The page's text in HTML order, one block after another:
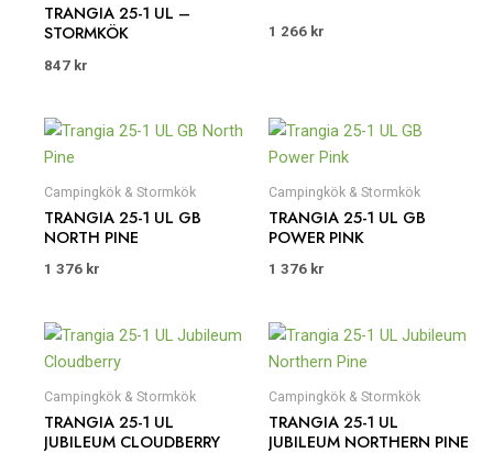
TRANGIA 25-1 UL –
STORMKÖK
847 kr
1 266 kr
Campingkök & Stormkök
TRANGIA 25-1 UL GB
NORTH PINE
1 376 kr
Campingkök & Stormkök
TRANGIA 25-1 UL GB
POWER PINK
1 376 kr
Campingkök & Stormkök
TRANGIA 25-1 UL
JUBILEUM CLOUDBERRY
Campingkök & Stormkök
TRANGIA 25-1 UL
JUBILEUM NORTHERN PINE